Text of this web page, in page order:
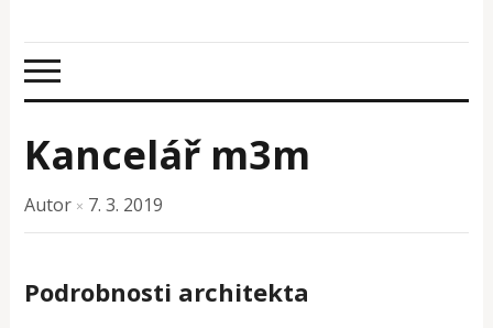
Kancelář m3m
Autor × 7. 3. 2019
Podrobnosti architekta